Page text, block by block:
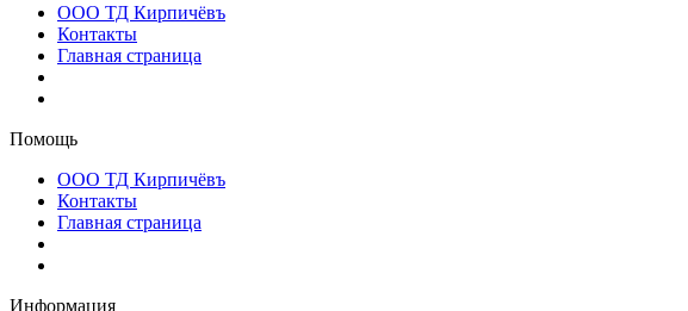
ООО ТД Кирпичёвъ
Контакты
Главная страница
Помощь
ООО ТД Кирпичёвъ
Контакты
Главная страница
Информация